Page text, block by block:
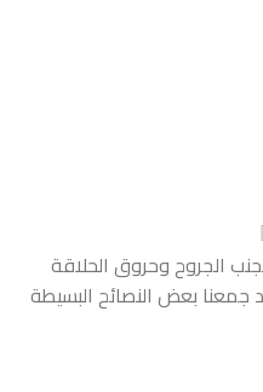
الجروح وحروق الحلاقة
جمعنا بعض النصائح البسيطة